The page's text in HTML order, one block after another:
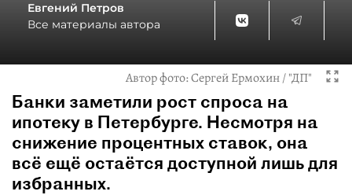
Евгений Петров
Все материалы автора
Автор фото:Сергей Ермохин / "ДП"
Банки заметили рост спроса на
ипотеку в Петербурге. Несмотря на
снижение процентных ставок, она
всё ещё остаётся доступной лишь для
избранных.